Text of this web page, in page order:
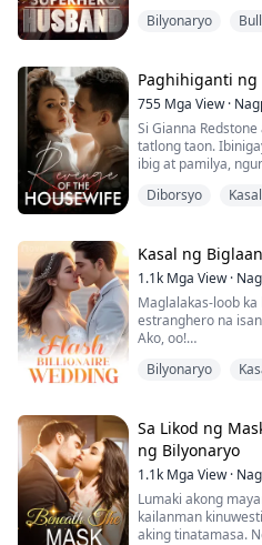
kamatayan...
Bilyonaryo
Paghihiganti ng
755 Mga View·
Si Gianna
tatlong taon.
ibig at pamilya,
kama! Sa wakas,
presidente ng isang
Diborsyo Kasal
Kasal ng
1.1k Mga View·
Maglalakas-loob
estranghero na
Ako, oo!
kong ang lalaking
trato niya sa akin.
ko...
Bilyonaryo
Sa Likod ng
ng Bilyonaryo
1.1k Mga View·
Lumaki akong
kailanman
aking tinatamasa.